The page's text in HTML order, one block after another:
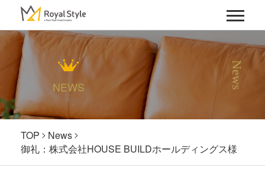
News
NEWS
TOP
News
御礼：株式会社HOUSE BUILDホールディングス様